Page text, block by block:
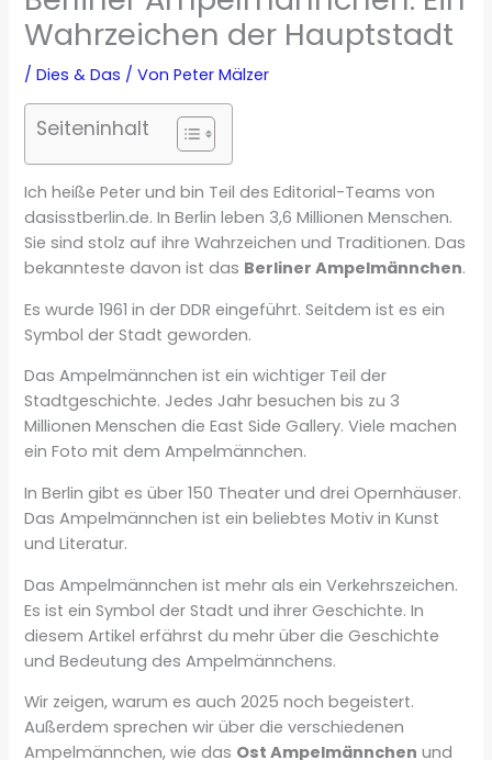
Wahrzeichen der Hauptstadt
/Dies & Das / VonPeter Mälzer
Seiteninhalt
Ich heiße Peter und bin Teil des Editorial-Teams von
dasisstberlin.de. In Berlin leben 3,6 Millionen Menschen.
Sie sind stolz auf ihre Wahrzeichen und Traditionen. Das
bekannteste davon ist das Berliner Ampelmännchen.
Es wurde 1961 in der DDR eingeführt. Seitdem ist es ein
Symbol der Stadt geworden.
Das Ampelmännchen ist ein wichtiger Teil der
Stadtgeschichte. Jedes Jahr besuchen bis zu 3
Millionen Menschen die East Side Gallery. Viele machen
ein Foto mit dem Ampelmännchen.
In Berlin gibt es über 150 Theater und drei Opernhäuser.
Das Ampelmännchen ist ein beliebtes Motiv in Kunst
und Literatur.
Das Ampelmännchen ist mehr als ein Verkehrszeichen.
Es ist ein Symbol der Stadt und ihrer Geschichte. In
diesem Artikel erfährst du mehr über die Geschichte
und Bedeutung des Ampelmännchens.
Wir zeigen, warum es auch 2025 noch begeistert.
Außerdem sprechen wir über die verschiedenen
Ampelmännchen, wie das Ost Ampelmännchen und